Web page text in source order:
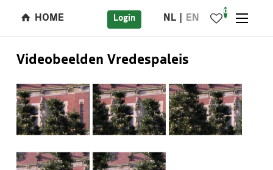
HOME Login NL EN
0
Videobeelden Vredespaleis